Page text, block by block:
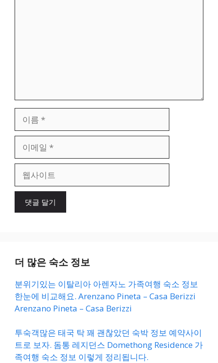
일
이
더 많은 숙소 정보
분위기있는 이탈리아 아렌자노 가족여행 숙소 정보
한눈에 비교해요. Arenzano Pineta – Casa Berizzi
Arenzano Pineta – Casa Berizzi
투숙객많은 태국 탁 꽤 괜찮았던 숙박 정보 예약사이
트로 보자. 돔통 레지던스 Domethong Residence 가
족여행 숙소 정보 이렇게 정리됩니다.